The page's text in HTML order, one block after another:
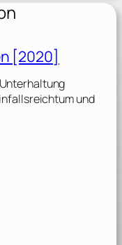
[2020]
und